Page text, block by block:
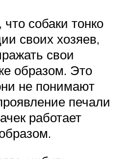
собаки тонко
своих хозяев,
свои
образом. Это
не понимают
печали
работает